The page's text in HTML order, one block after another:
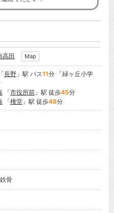
高田 Map
「長野」駅 バス11分 「緑ヶ丘小学
「市役所前」駅 徒歩45分
「権堂」駅 徒歩48分
骨